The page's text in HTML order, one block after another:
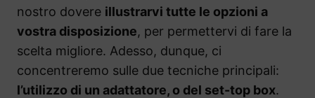
nostro dovere illustrarvi tutte le opzioni a
vostra disposizione, per permettervi di fare la
scelta migliore. Adesso, dunque, ci
concentreremo sulle due tecniche principali:
l’utilizzo di un adattatore, o del set-top box.